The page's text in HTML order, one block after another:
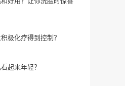
极化疗得到控制？
起来年轻？